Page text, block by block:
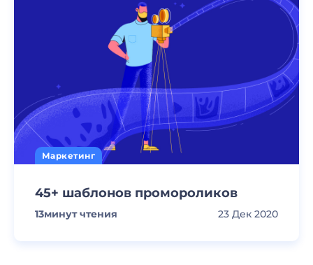
Маркетинг
45+ шаблонов промороликов
13минут чтения 23 Дек 2020